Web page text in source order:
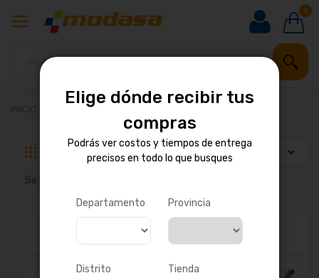
0
REPUESTOS PARA MOTOR
Parrilla
Se muestran
Elige dónde recibir tus
compras
Podrás ver costos y tiempos de entrega
precisos en todo lo que busques
Departamento Provincia
Distrito
Tienda